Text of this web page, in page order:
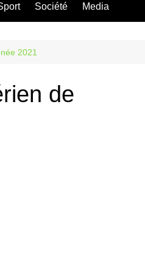
Société Media
2021
de